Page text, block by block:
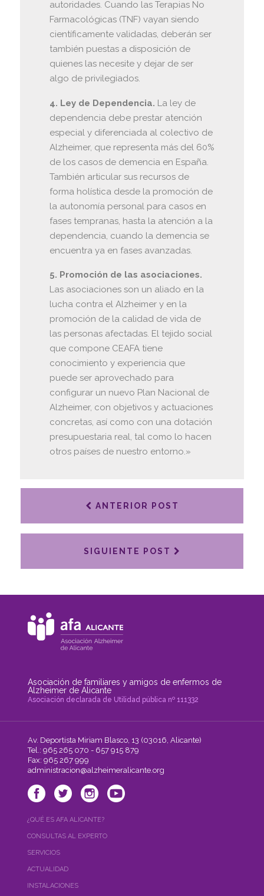
autoridades. Cuando las Terapias No
Farmacológicas (TNF) vayan siendo
científicamente validadas, deberán ser
también puestas a disposición de
quienes las necesite y dejar de ser
algo de privilegiados.
4. Ley de Dependencia. La ley de
dependencia debe prestar atención
especial y diferenciada al colectivo de
Alzheimer, que representa más del 60%
de los casos de demencia en España.
También articular sus recursos de
forma holística desde la promoción de
la autonomía personal para casos en
fases tempranas, hasta la atención a la
dependencia, cuando la demencia se
encuentra ya en fases avanzadas.
5. Promoción de las asociaciones.
Las asociaciones son un aliado en la
lucha contra el Alzheimer y en la
promoción de la calidad de vida de
las personas afectadas. El tejido social
que compone CEAFA tiene
conocimiento y experiencia que
puede ser aprovechado para
configurar un nuevo Plan Nacional de
Alzheimer, con objetivos y actuaciones
concretas, así como con una dotación
presupuestaria real, tal como lo hacen
otros países de nuestro entorno.»
ANTERIOR POST
SIGUIENTE POST
Asociación de familiares y amigos de enfermos de
Alzheimer de Alicante
Asociación declarada de Utilidad pública nº 111332
Av. Deportista Miriam Blasco, 13 (03016, Alicante)
Tel.: 965 265 070 - 657 915 879
Fax: 965 267 999
administracion@alzheimeralicante.org
¿QUÉ ES AFA ALICANTE?
CONSULTAS AL EXPERTO
SERVICIOS
ACTUALIDAD
INSTALACIONES